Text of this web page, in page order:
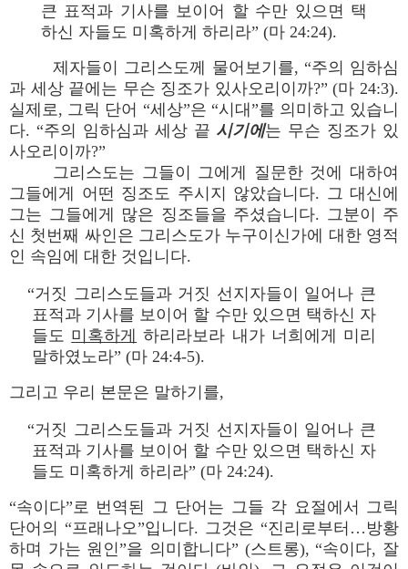
큰 표적과 기사를 보이어 할 수만 있으면 택
하신 자들도 미혹하게 하리라” (마 24:24).
제자들이 그리스도께 물어보기를, “주의 임하심
과 세상 끝에는 무슨 징조가 있사오리이까?” (마 24:3).
실제로, 그릭 단어 “세상”은 “시대”를 의미하고 있습니
다. “주의 임하심과 세상 끝 시기에는 무슨 징조가 있
사오리이까?”
그리스도는 그들이 그에게 질문한 것에 대하여
그들에게 어떤 징조도 주시지 않았습니다. 그 대신에
그는 그들에게 많은 징조들을 주셨습니다. 그분이 주
신 첫번째 싸인은 그리스도가 누구이신가에 대한 영적
인 속임에 대한 것입니다.
“거짓 그리스도들과 거짓 선지자들이 일어나 큰
표적과 기사를 보이어 할 수만 있으면 택하신 자
들도 미혹하게
하리라보라 내가 너희에게 미리
말하였노라” (마 24:4-5).
그리고 우리 본문은 말하기를,
“거짓 그리스도들과 거짓 선지자들이 일어나 큰
표적과 기사를 보이어 할 수만 있으면 택하신 자
들도 미혹하게 하리라” (마 24:24).
“속이다”로 번역된 그 단어는 그들 각 요절에서 그릭
단어의 “프래나오”입니다. 그것은 “진리로부터…방황
하며 가는 원인”을 의미합니다” (스트롱), “속이다, 잘